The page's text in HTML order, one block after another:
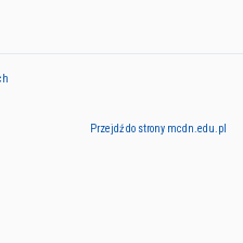
Przejdź do strony mcdn.edu.pl